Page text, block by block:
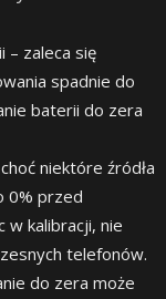
– zaleca się
spadnie do
baterii do zera
niektóre źródła
0% przed
w kalibracji, nie
telefonów.
do zera może